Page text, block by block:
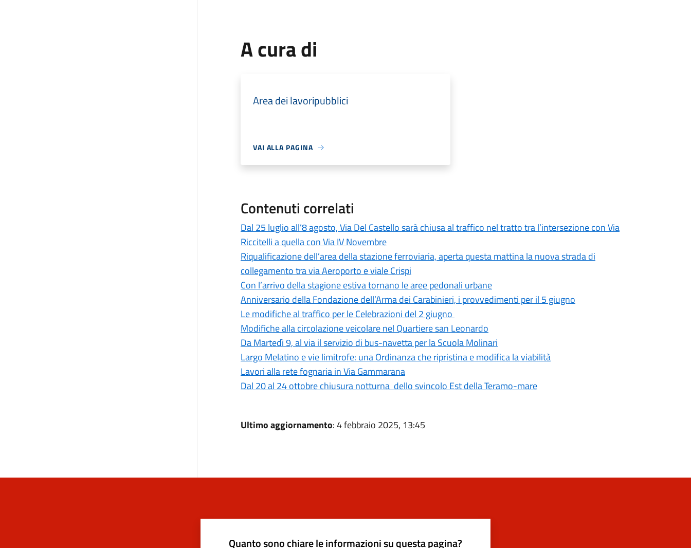
A cura di
Area dei lavoripubblici
VAI ALLA PAGINA
Contenuti correlati
Dal 25 luglio all’8 agosto, Via Del Castello sarà chiusa al traffico nel tratto tra l’intersezione con Via
Riccitelli a quella con Via IV Novembre
Riqualificazione dell’area della stazione ferroviaria, aperta questa mattina la nuova strada di
collegamento tra via Aeroporto e viale Crispi
Con l’arrivo della stagione estiva tornano le aree pedonali urbane
Anniversario della Fondazione dell’Arma dei Carabinieri, i provvedimenti per il 5 giugno
Le modifiche al traffico per le Celebrazioni del 2 giugno
Modifiche alla circolazione veicolare nel Quartiere san Leonardo
Da Martedì 9, al via il servizio di bus-navetta per la Scuola Molinari
Largo Melatino e vie limitrofe: una Ordinanza che ripristina e modifica la viabilità
Lavori alla rete fognaria in Via Gammarana
Dal 20 al 24 ottobre chiusura notturna dello svincolo Est della Teramo-mare
Ultimo aggiornamento: 4 febbraio 2025, 13:45
Quanto sono chiare le informazioni su questa pagina?